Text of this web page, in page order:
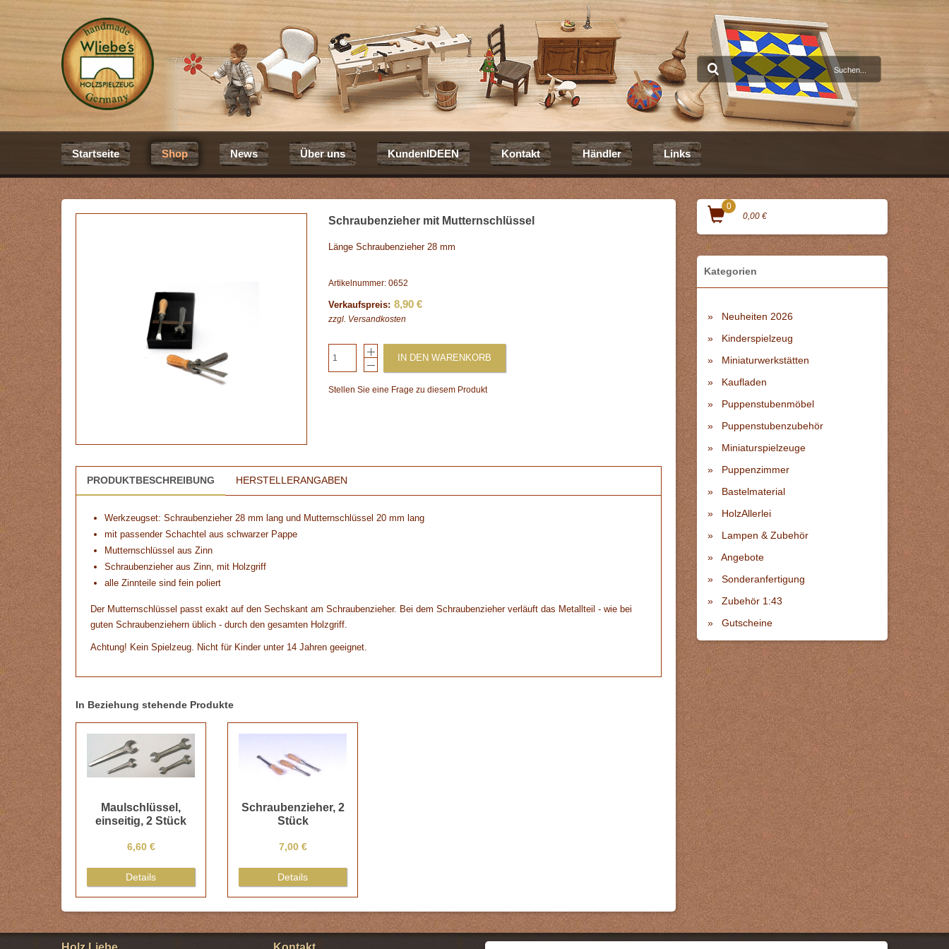
Startseite Shop News Über uns KundenIDEEN Kontakt Händler Links
Schraubenzieher mit Mutternschlüssel
Länge Schraubenzieher 28 mm
Artikelnummer: 0652
Verkaufspreis: 8,90 €
zzgl. Versandkosten
IN DEN WARENKORB
Stellen Sie eine Frage zu diesem Produkt
PRODUKTBESCHREIBUNG HERSTELLERANGABEN
Werkzeugset: Schraubenzieher 28 mm lang und Mutternschlüssel 20 mm lang
mit passender Schachtel aus schwarzer Pappe
Mutternschlüssel aus Zinn
Schraubenzieher aus Zinn, mit Holzgriff
alle Zinnteile sind fein poliert
Der Mutternschlüssel passt exakt auf den Sechskant am Schraubenzieher. Bei dem Schraubenzieher verläuft das Metallteil - wie bei
guten Schraubenziehern üblich - durch den gesamten Holzgriff.
Achtung! Kein Spielzeug. Nicht für Kinder unter 14 Jahren geeignet.
In Beziehung stehende Produkte
Maulschlüssel,
einseitig, 2 Stück
6,60 €
Details
Schraubenzieher, 2
Stück
7,00 €
Details
0
0,00 €
Kategorien
Neuheiten 2026
Kinderspielzeug
Miniaturwerkstätten
Kaufladen
Puppenstubenmöbel
Puppenstubenzubehör
Miniaturspielzeuge
Puppenzimmer
Bastelmaterial
HolzAllerlei
Lampen & Zubehör
Angebote
Sonderanfertigung
Zubehör 1:43
Gutscheine